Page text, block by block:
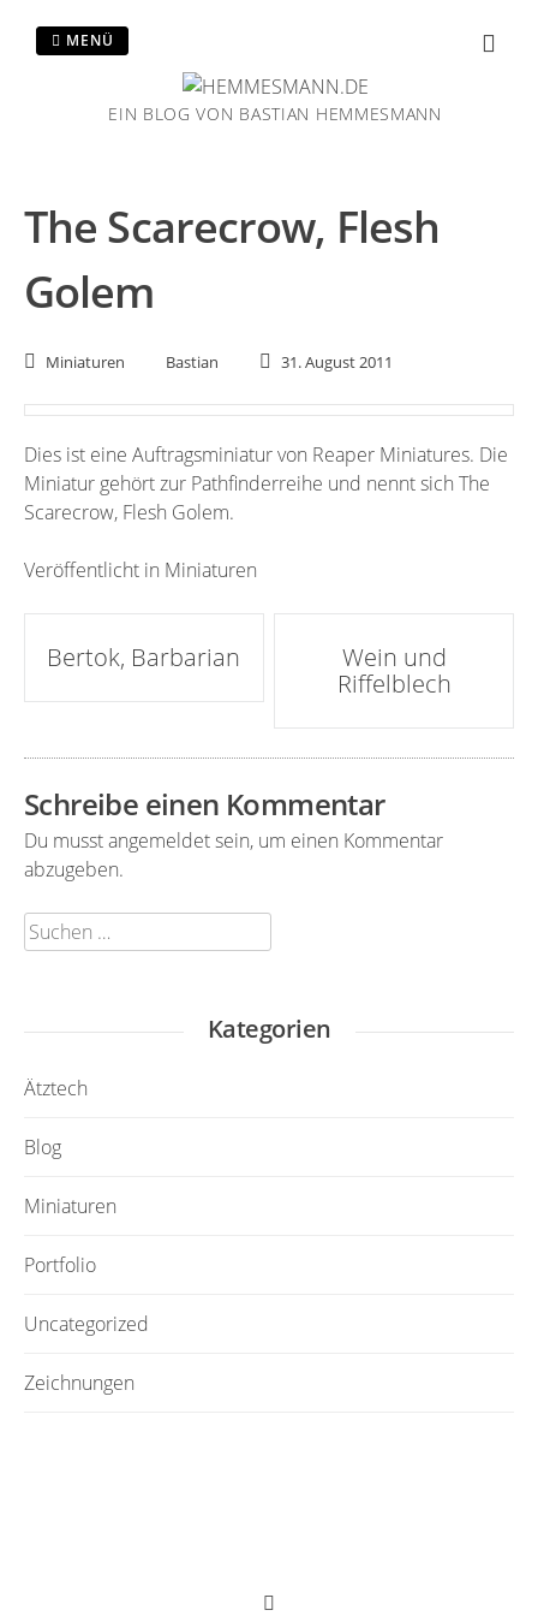
EIN BLOG VON BASTIAN HEMMESMANN
MENÜ
The Scarecrow, Flesh
Golem
Miniaturen Bastian 31. August 2011
Dies ist eine Auftragsminiatur von Reaper Miniatures. Die
Miniatur gehört zur Pathfinderreihe und nennt sich The
Scarecrow, Flesh Golem.
Veröffentlicht in Miniaturen
Artikel-
Navigation
Bertok, Barbarian
Wein und
Riffelblech
Schreibe einen Kommentar
Du musstangemeldetsein, um einen Kommentar
abzugeben.
Suchen
nach:
Kategorien
Ätztech
Blog
Miniaturen
Portfolio
Uncategorized
Zeichnungen